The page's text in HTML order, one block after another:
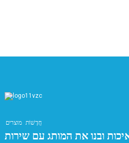
מוצרים חֲדָשׁוֹת
ובנו את המותג עם שירות